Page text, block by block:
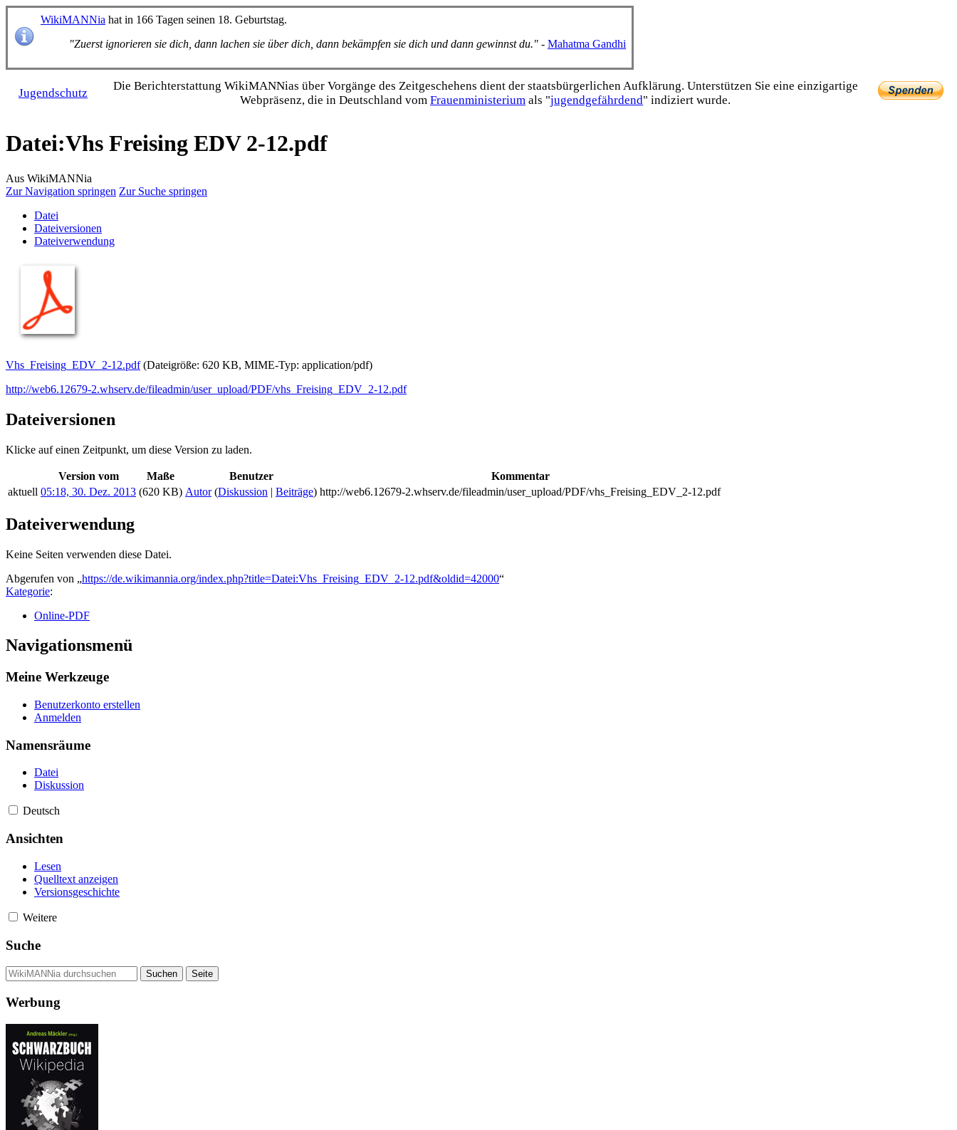
WikiMANNia hat in 166 Tagen seinen 18. Geburtstag.
"Zuerst ignorieren sie dich, dann lachen sie über dich, dann bekämpfen sie dich und dann gewinnst du." - Mahatma Gandhi
Jugendschutz
Die Bericht­erstattung WikiMANNias über Vorgänge des Zeitgeschehens dient der staats­bürgerlichen Aufklärung. Unterstützen Sie eine einzig­artige
Webpräsenz, die in Deutschland vom Frauen­ministerium als "jugend­gefährdend" indiziert wurde.
Datei:Vhs Freising EDV 2-12.pdf
Aus WikiMANNia
Zur Navigation springen Zur Suche springen
Datei
Dateiversionen
Dateiverwendung
Vhs_Freising_EDV_2-12.pdf‎(Dateigröße: 620 KB, MIME-Typ: application/pdf)
http://web6.12679-2.whserv.de/fileadmin/user_upload/PDF/vhs_Freising_EDV_2-12.pdf
Dateiversionen
Klicke auf einen Zeitpunkt, um diese Version zu laden.
Version vom Maße Benutzer
Kommentar
aktuell 05:18, 30. Dez. 2013 (620 KB) Autor (Diskussion | Beiträge) http://web6.12679-2.whserv.de/fileadmin/user_upload/PDF/vhs_Freising_EDV_2-12.pdf
Dateiverwendung
Keine Seiten verwenden diese Datei.
Abgerufen von „https://de.wikimannia.org/index.php?title=Datei:Vhs_Freising_EDV_2-12.pdf&oldid=42000“
Kategorie:
Online-PDF
Navigationsmenü
Meine Werkzeuge
Benutzerkonto erstellen
Anmelden
Namensräume
Datei
Diskussion
Deutsch
Ansichten
Lesen
Quelltext anzeigen
Versionsgeschichte
Weitere
Suche
Werbung